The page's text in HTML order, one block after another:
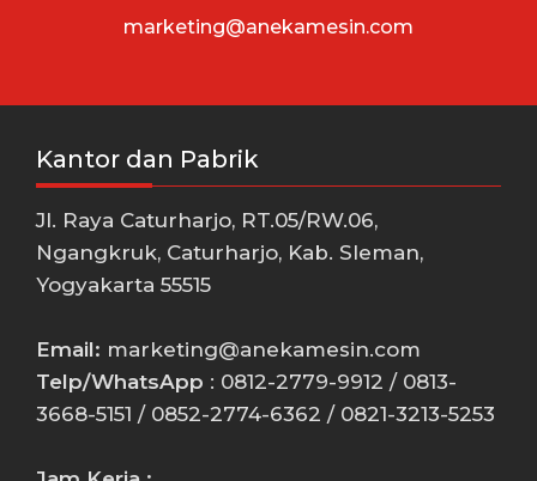
marketing@anekamesin.com
Kantor dan Pabrik
Jl. Raya Caturharjo, RT.05/RW.06,
Ngangkruk, Caturharjo, Kab. Sleman,
Yogyakarta 55515
Email: marketing@anekamesin.com
Telp/WhatsApp : 0812-2779-9912 / 0813-
3668-5151 / 0852-2774-6362 / 0821-3213-5253